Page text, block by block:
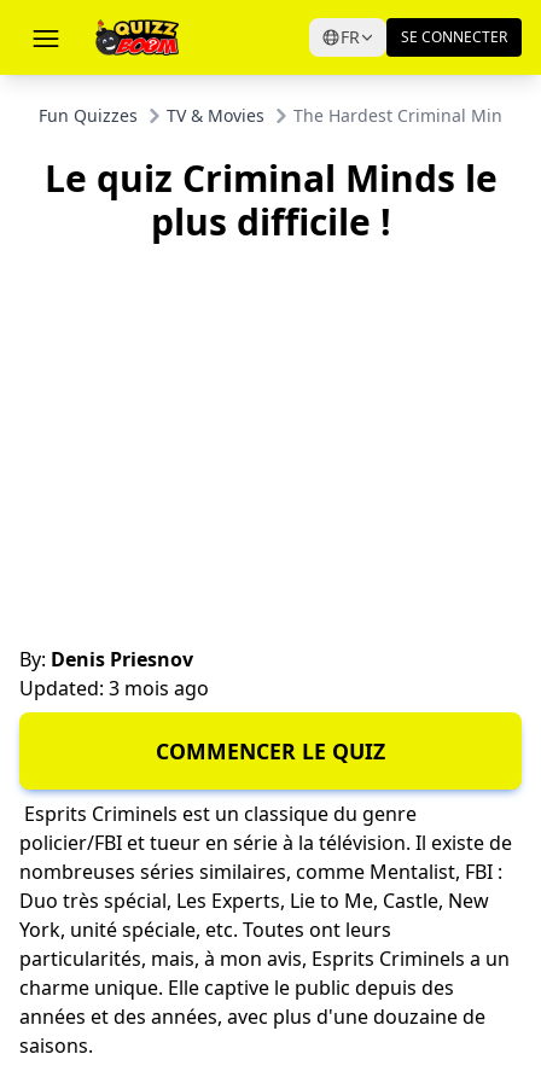
FR SE CONNECTER
Fun Quizzes TV & Movies The Hardest Criminal Minds
Le quiz Criminal Minds le
plus difficile !
By: Denis Priesnov
Updated: 3 mois ago
COMMENCER LE QUIZ
Esprits Criminels est un classique du genre
policier/FBI et tueur en série à la télévision. Il existe de
nombreuses séries similaires, comme Mentalist, FBI :
Duo très spécial, Les Experts, Lie to Me, Castle, New
York, unité spéciale, etc. Toutes ont leurs
particularités, mais, à mon avis, Esprits Criminels a un
charme unique. Elle captive le public depuis des
années et des années, avec plus d'une douzaine de
saisons.